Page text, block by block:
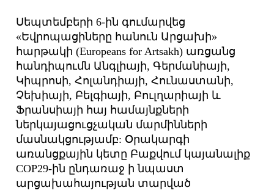
Սեպտեմբերի 6-ին գումարվեց
«Եվրոպացիները հանուն Արցախի»
հարթակի (Europeans for Artsakh) առցանց
հանդիպումն Անգլիայի, Գերմանիայի,
Կիպրոսի, Հոլանդիայի, Հունաստանի,
Չեխիայի, Բելգիայի, Բուլղարիայի և
Ֆրանսիայի հայ համայնքների
ներկայացուցչական մարմինների
մասնակցությամբ: Օրակարգի
առանցքային կետը Բաքվում կայանալիք
COP29-ին ընդառաջ ի նպաստ
արցախահայության տարված